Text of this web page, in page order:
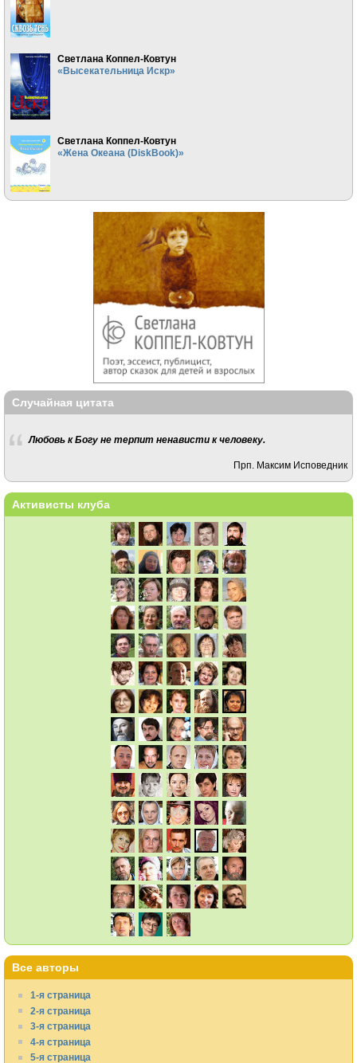
Светлана Коппел-Ковтун
«Высекательница Искр»
Светлана Коппел-Ковтун
«Жена Океана (DiskBook)»
Случайная цитата
Любовь к Богу не терпит ненависти к человеку.
Прп. Максим Исповедник
Активисты клуба
Все авторы
1-я страница
2-я страница
3-я страница
4-я страница
5-я страница